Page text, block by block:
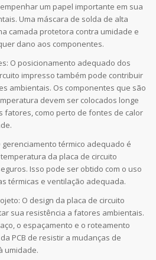
um papel importante em sua
Uma máscara de solda de alta
camada protetora contra umidade e
dano aos componentes.
O posicionamento adequado dos
impresso também pode contribuir
ambientais. Os componentes que são
devem ser colocados longe
fatores, como perto de fontes de calor
gerenciamento térmico adequado é
da placa de circuito
Isso pode ser obtido com o uso
térmicas e ventilação adequada.
O design da placa de circuito
sua resistência a fatores ambientais.
o espaçamento e o roteamento
PCB de resistir a mudanças de
umidade.